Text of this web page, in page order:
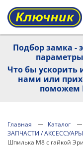
Подбор замка -
Что бы ускорить
нами или
поможем
Главная Каталог
ЗАПЧАСТИ /
Шпилька М8 с гайкой